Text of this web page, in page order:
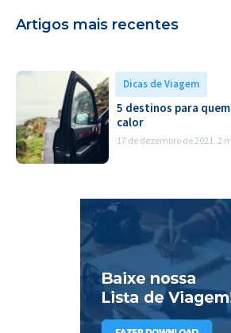
Artigos mais recentes
Dicas de Viagem
5 destinos para
calor
17 de dezembro de 2021 2